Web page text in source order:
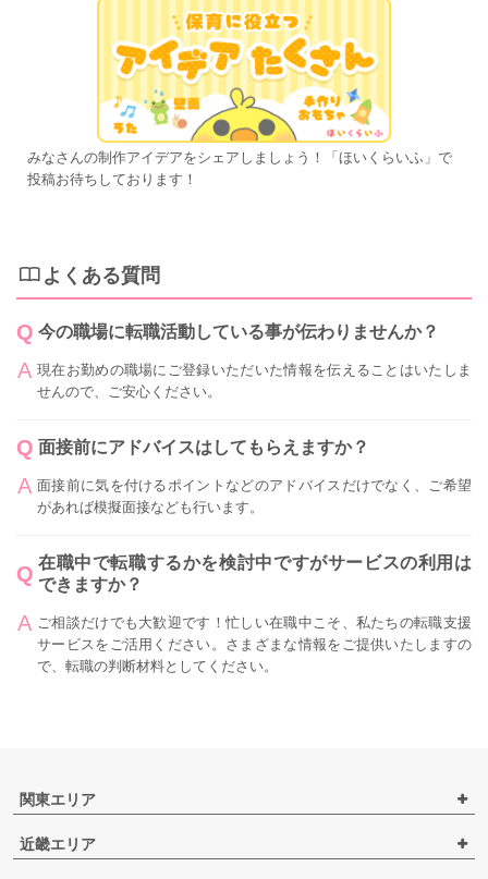
みなさんの制作アイデアをシェアしましょう！「ほいくらいふ」で
投稿お待ちしております！
よくある質問
今の職場に転職活動している事が伝わりませんか？
現在お勤めの職場にご登録いただいた情報を伝えることはいたしま
せんので、ご安心ください。
面接前にアドバイスはしてもらえますか？
面接前に気を付けるポイントなどのアドバイスだけでなく、ご希望
があれば模擬面接なども行います。
在職中で転職するかを検討中ですがサービスの利用は
できますか？
ご相談だけでも大歓迎です！忙しい在職中こそ、私たちの転職支援
サービスをご活用ください。さまざまな情報をご提供いたしますの
で、転職の判断材料としてください。
関東エリア
近畿エリア